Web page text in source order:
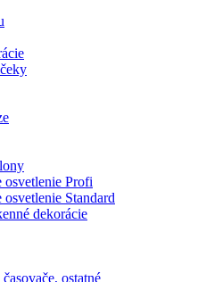
osvetlenie Profi
Standard
dekorácie
ostatné